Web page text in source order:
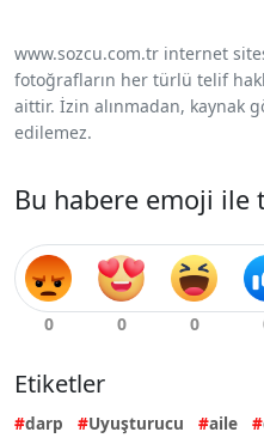
www.sozcu.com.tr internet
fotoğrafların her türlü telif
aittir. İzin alınmadan, kaynak
edilemez.
Bu habere emoji ile
Etiketler
darp Uyuşturucu aile